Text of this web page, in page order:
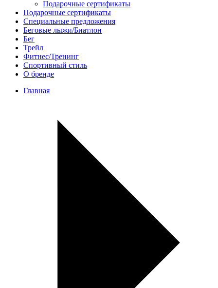
Подарочные сертификаты
Подарочные сертификаты
Специальные предложения
Беговые лыжи/Биатлон
Бег
Трейл
Фитнес/Тренинг
Спортивный стиль
О бренде
Главная